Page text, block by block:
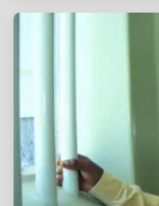
субмарина ВМС
Подлодка была
но с
технологий в
установки.
возможным в
совместной
США,